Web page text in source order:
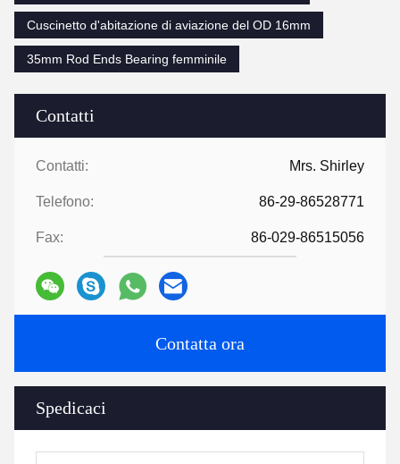
Contatti
Contatti: Mrs. Shirley
Telefono: 86-29-86528771
Fax: 86-029-86515056
Contatta ora
Spedicaci
Cuscinetto d'abitazione di aviazione del OD 16mm
35mm Rod Ends Bearing femminile